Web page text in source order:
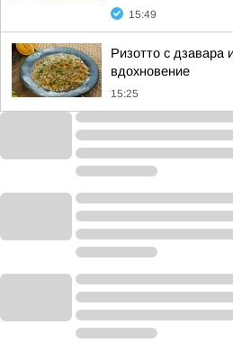
15:49
Ризотто с дзавара
вдохновение
15:25